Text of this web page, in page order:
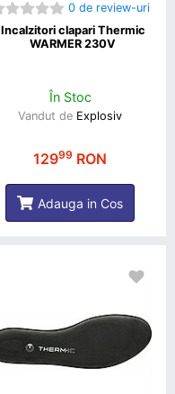
0 de review-uri
Incalzitori clapari Thermic
WARMER 230V
În Stoc
Vandut de Explosiv
12999 RON
Adauga in Cos